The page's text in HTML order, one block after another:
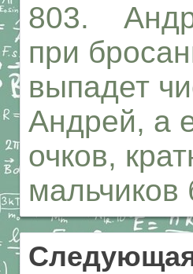
803.
при
выпадет
Андрей, а
очков,